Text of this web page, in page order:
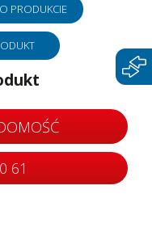
PRODUKCIE
61